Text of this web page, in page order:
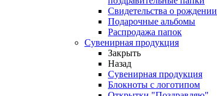
Свидетельства о рождении
Подарочные альбомы
Распродажа папок
Сувенирная продукция
Закрыть
Назад
Сувенирная продукция
Блокноты с логотипом